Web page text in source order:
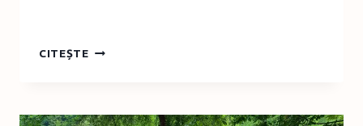
CITEȘTETURIST
RELAXARE